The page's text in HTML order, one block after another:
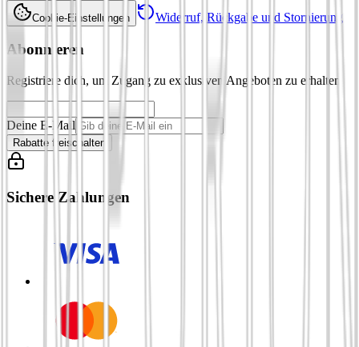
Cookie-Einstellungen Widerruf, Rückgabe und Stornierung
Abonnieren
Registriere dich, um Zugang zu exklusiven Angeboten zu erhalten
Deine E-Mail
Rabatte freischalten
Sichere Zahlungen